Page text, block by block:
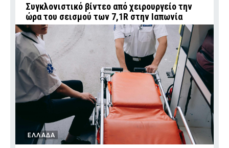
Συγκλονιστικό βίντεο από χειρουργείο την
ώρα του σεισμού των 7,1R στην Ιαπωνία
ΕΛΛΑΔΑ